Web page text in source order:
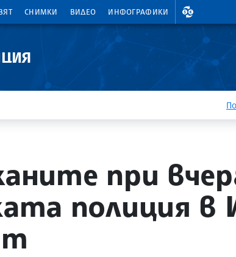
СНИМКИ ВИДЕО ИНФОГРАФИКИ
ВАЛУТНИ
при
полиция в